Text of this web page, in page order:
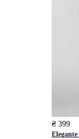
₴ 399
Elegante